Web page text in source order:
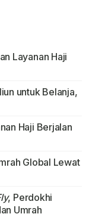
Layanan Haji
untuk Belanja,
Haji Berjalan
Global Lewat
, Perdokhi
Umrah